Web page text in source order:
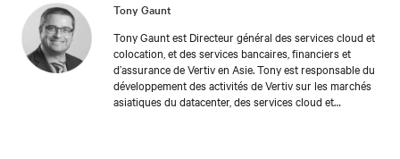
Tony Gaunt
Tony Gaunt est Directeur général des services cloud et
colocation, et des services bancaires, financiers et
d’assurance de Vertiv en Asie. Tony est responsable du
développement des activités de Vertiv sur les marchés
asiatiques du datacenter, des services cloud et